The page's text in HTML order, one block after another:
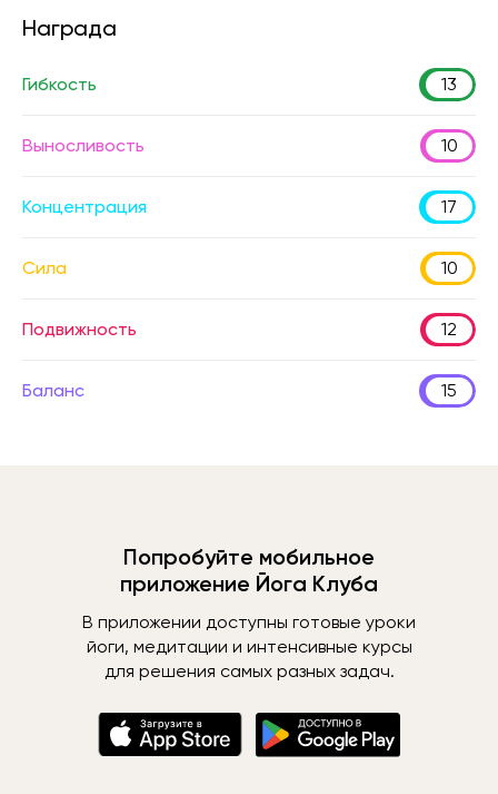
Награда
Гибкость 13
Выносливость 10
Концентрация 17
Сила 10
Подвижность 12
Баланс 15
Попробуйте мобильное
приложение Йога Клуба
В приложении доступны готовые уроки
йоги, медитации и интенсивные курсы
для решения самых разных задач.